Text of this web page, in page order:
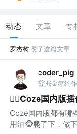
动态 文章 专
罗杰树 赞了这篇文章
coder_pig
💁‍♂️Coze国内版
Coze国内版都有哪
用油🐵爬了下，做